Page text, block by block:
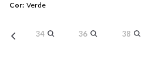
Cor: Verde
34 36 38